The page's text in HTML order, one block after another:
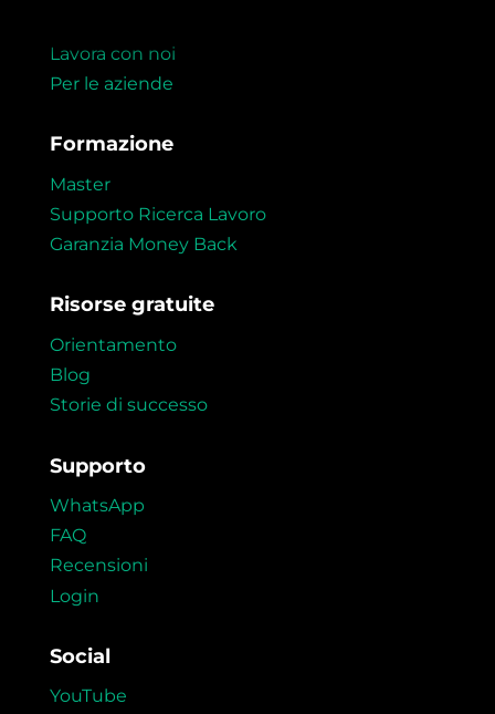
Lavora con noi
Per le aziende
Formazione
Master
Supporto Ricerca Lavoro
Garanzia Money Back
Risorse gratuite
Orientamento
Blog
Storie di successo
Supporto
WhatsApp
FAQ
Recensioni
Login
Social
YouTube